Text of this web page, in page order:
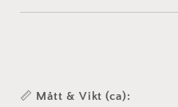
📏 Mått & Vikt (ca):